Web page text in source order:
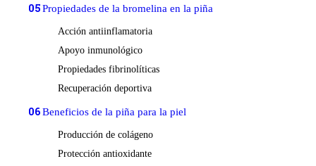
05Propiedades de la bromelina en la piña
Acción antiinflamatoria
Apoyo inmunológico
Propiedades fibrinolíticas
Recuperación deportiva
06Beneficios de la piña para la piel
Producción de colágeno
Protección antioxidante